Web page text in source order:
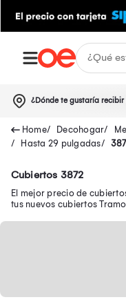
¿Dónde te gustaría
Decohogar
Hasta 29 pulgadas
Cubiertos 3872
El mejor precio de
tus nuevos cubiertos